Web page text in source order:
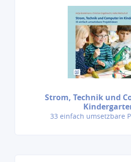
Strom, Technik und
33 einfach umsetzbare